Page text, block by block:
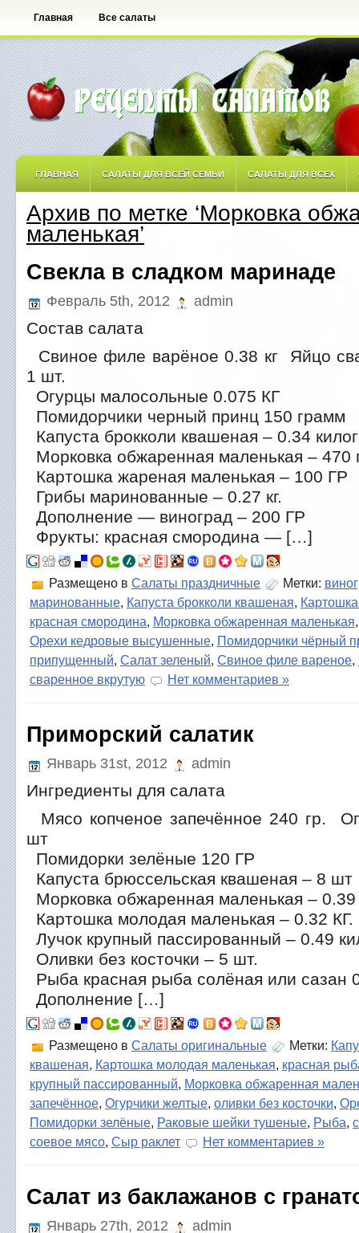
Главная Все салаты
ГЛАВНАЯ САЛАТЫ ДЛЯ ВСЕЙ СЕМЬИ САЛАТЫ ДЛЯ ВСЕХ
САЛАТЫ ОСТРЫЕ САЛАТЫ ПО АВТОРСКИМ РЕЦЕПТАМ
САЛАТЫ С ФРУКТАМИ
Архив по метке ‘Морковка
маленькая’
Свекла в сладком маринаде
Февраль 5th, 2012 admin
Состав салата
Свиное филе варёное 0.38 кг Яйцо
1 шт.
Огурцы малосольные 0.075 КГ
Помидорчики черный принц 150 грамм
Капуста брокколи квашеная – 0.34
Морковка обжаренная маленькая – 470
Картошка жареная маленькая – 100 ГР
Грибы маринованные – 0.27 кг.
Дополнение — виноград – 200 ГР
Фрукты: красная смородина — […]
Размещено в Салаты праздничные Метки:
маринованные, Капуста брокколи квашеная,
красная смородина, Морковка обжаренная маленькая
Орехи кедровые высушенные, Помидорчики чёрный
припущенный, Салат зеленый, Свиное филе вареное,
сваренное вкрутую
Нет комментариев »
Приморский салатик
Январь 31st, 2012 admin
Ингредиенты для салата
Мясо копченое запечённое 240 гр.
шт
Помидорки зелёные 120 ГР
Капуста брюссельская квашеная – 8 шт
Морковка обжаренная маленькая – 0.39
Картошка молодая маленькая – 0.32 КГ.
Лучок крупный пассированный – 0.49
Оливки без косточки – 5 шт.
Рыба красная рыба солёная или сазан
Дополнение […]
Размещено в Салаты оригинальные Метки:
квашеная, Картошка молодая маленькая, красная
крупный пассированный, Морковка обжаренная
запечённое, Огурчики желтые, оливки без косточки,
Помидорки зелёные, Раковые шейки тушеные, Рыба,
соевое мясо, Сыр раклет Нет комментариев »
Салат из баклажанов с
Январь 27th, 2012 admin